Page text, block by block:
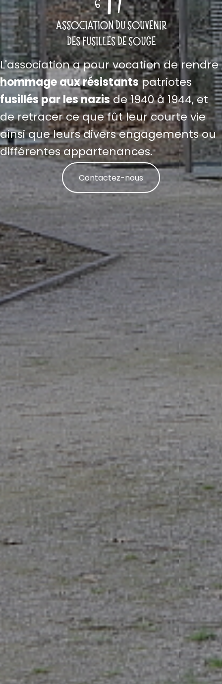
L'association a pour vocation de rendre
hommage aux résistantspatriotes
fusillés par les nazisde 1940 à 1944, et
de retracer ce que fût leur courte vie
ainsi que leurs divers engagements ou
différentes appartenances.
Contactez-nous